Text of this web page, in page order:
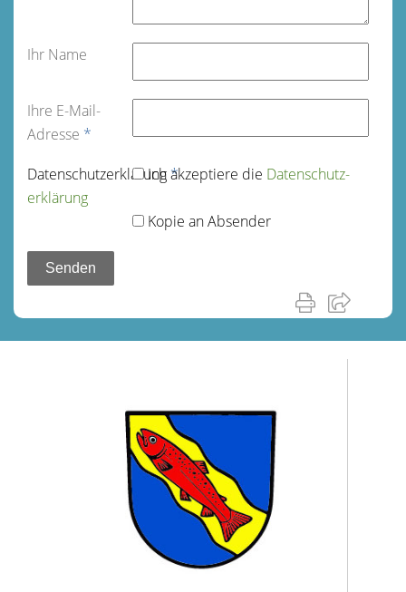
Ihr Name
Ihre E-Mail-
Adresse *
Datenschutz­erklärung*
Ich akzeptiere die Datenschutz­
erklärung
Kopie an Absender